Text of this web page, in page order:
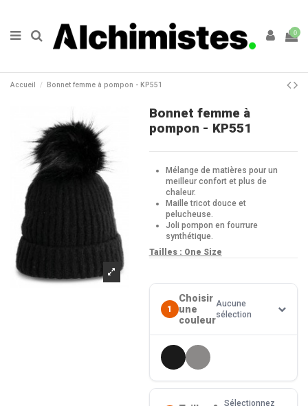
0
Accueil Bonnet femme à pompon - KP551
Bonnet femme à
pompon - KP551
Mélange de matières pour un
meilleur confort et plus de
chaleur.
Maille tricot douce et
pelucheuse.
Joli pompon en fourrure
synthétique.
Tailles : One Size
1
Choisir
une
couleur
Aucune
sélection
Sélectionnez